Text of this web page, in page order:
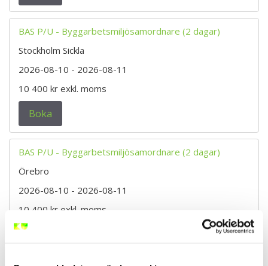
BAS P/U - Byggarbetsmiljösamordnare (2 dagar)
Stockholm Sickla
2026-08-10 - 2026-08-11
10 400 kr exkl. moms
Boka
BAS P/U - Byggarbetsmiljösamordnare (2 dagar)
Örebro
2026-08-10 - 2026-08-11
10 400 kr exkl. moms